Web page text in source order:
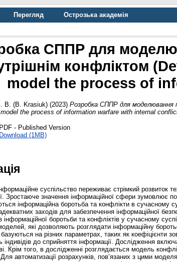
Перегляд
Острозька академія
СППР для
конфліктом
model the process of
В. (B. Krasiuk) (2023) Розробка СППР для моделювання
the process of information warfare with internal
PDF - Published Version
Download (1MB)
суспільство переживає стрімкий розвиток
Зростаюче значення інформаційної сфери зумовлює
інформаційна боротьба та конфлікти в сучасному
заходів для забезпечення інформаційної
інформаційної боротьби та конфліктів у сучасному
які дозволяють розглядати інформаційну
базуються на різних параметрах, таких як коефіцієнти
індивідів до сприйняття інформації. Дослідження
Крім того, в дослідженні розглядається модель
Для автоматизації розрахунків, пов’язаних з цими